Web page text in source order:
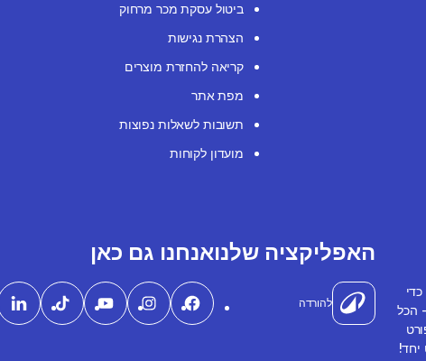
ביטול עסקת מכר מרחוק
הצהרת נגישות
קריאה להחזרת מוצרים
מפת אתר
תשובות לשאלות נפוצות
מועדון לקוחות
הכל
האפליקציה שלנו
להורדה
אנחנו גם כאן